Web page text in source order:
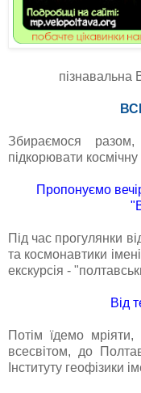
Збираємося
підкорювати
Пропонуємо
Під час прогулянки
та космонавтики
екскурсія -
Від
Потім їдемо мріяти,
всесвітом, до
Інституту геофізики